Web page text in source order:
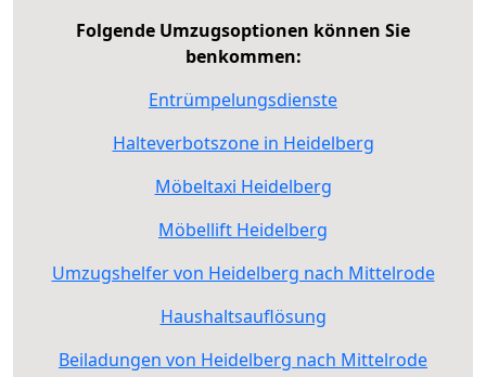
Folgende Umzugsoptionen können Sie
benkommen:
Entrümpelungsdienste
Halteverbotszone in Heidelberg
Möbeltaxi Heidelberg
Möbellift Heidelberg
Umzugshelfer von Heidelberg nach Mittelrode
Haushaltsauflösung
Beiladungen von Heidelberg nach Mittelrode